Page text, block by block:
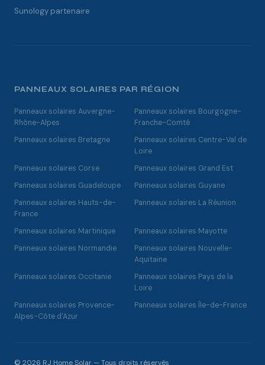
Sunology partenaire
PANNEAUX SOLAIRES PAR RÉGION
Panneaux solaires Auvergne-
Rhône-Alpes
Panneaux solaires Bourgogne-
Franche-Comté
Panneaux solaires Bretagne
Panneaux solaires Centre-Val de
Loire
Panneaux solaires Corse
Panneaux solaires Grand Est
Panneaux solaires Guadeloupe
Panneaux solaires Guyane
Panneaux solaires Hauts-de-
France
Panneaux solaires La Réunion
Panneaux solaires Martinique
Panneaux solaires Mayotte
Panneaux solaires Normandie
Panneaux solaires Nouvelle-
Aquitaine
Panneaux solaires Occitanie
Panneaux solaires Pays de la
Loire
Panneaux solaires Provence-
Alpes-Côte d'Azur
Panneaux solaires Île-de-France
© 2026 RJ Home Solar — Tous droits réservés